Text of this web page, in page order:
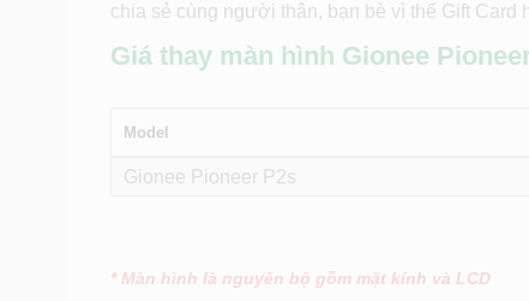
chia sẻ cùng người thân, bạn bè vì thế Gift
Giá thay màn hình Gionee
Model
Gionee Pioneer P2s
* Màn hình là nguyên bộ gồm mặt kính và LCD